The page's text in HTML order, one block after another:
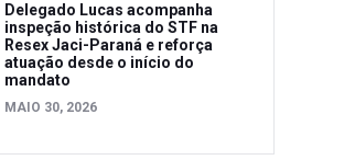
Delegado Lucas acompanha
inspeção histórica do STF na
Resex Jaci-Paraná e reforça
atuação desde o início do
mandato
MAIO 30, 2026